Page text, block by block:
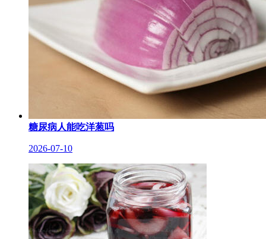
糖尿病人能吃洋葱吗
2026-07-10